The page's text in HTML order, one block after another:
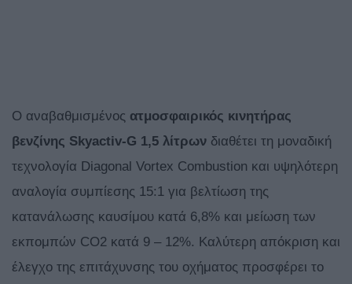
Ο αναβαθμισμένος ατμοσφαιρικός κινητήρας
βενζίνης Skyactiv-G 1,5 λίτρων διαθέτει τη μοναδική
τεχνολογία Diagonal Vortex Combustion και υψηλότερη
αναλογία συμπίεσης 15:1 για βελτίωση της
κατανάλωσης καυσίμου κατά 6,8% και μείωση των
εκπομπών CO2 κατά 9 – 12%. Καλύτερη απόκριση και
έλεγχο της επιτάχυνσης του οχήματος προσφέρει το